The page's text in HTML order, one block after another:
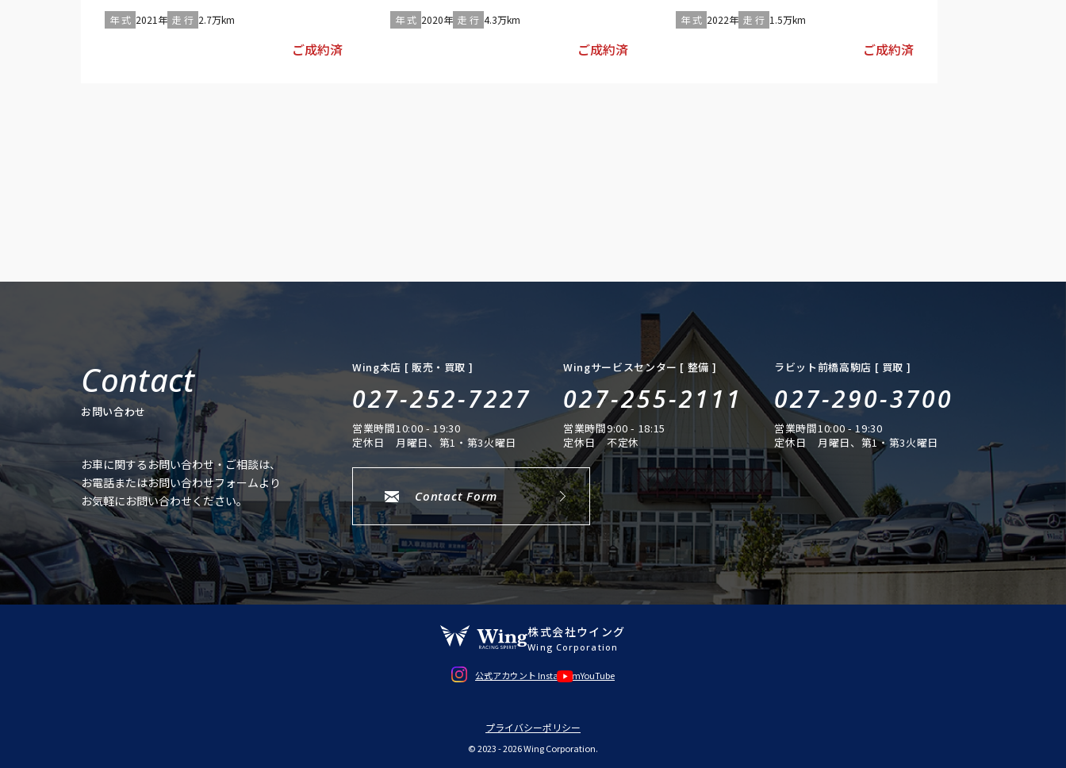
年 式 2021年 走 行 2.7万km
ご成約済
——————————————————————————————-
／ターボ／１５００ｃｃ ■ トランスミッション：フロ
点検整備付 自社整備工場を完備しておりますので、納
車前にしっかり法定点検整備させて頂きます♪ また、
ご購入後もお客様の大切なお車を車検、板金塗装、修理
に至るまで全力でサポート＆バックアップ致します！！
——————————————————————————– 【保
証付：販売店保証 保証期間：3ヵ月 保証距離：
5,000㎞】 保証費用は本体価格に含まれています。詳細
については、販売店にご確認ください。 新車保証の継
承が可能です。保証の継承をすることにより、全国各地
のディーラーにてメーカー保証を受けることが可能にな
ります。
——————————————————————————–“
年 式 2020年 走 行 4.3万km
ご成約済
——————————————————————————————-
０cc ■ 最高出力／５８５ｐｓ ■ 最大トルク：
LED・ルーフレール・アルミホイール
——————————————————————————————-
【車検残：令和7年1月】
——————————————————————————————-
【 法定整備付】 法定12ヶ月点検整備付※商用車は6ヶ
月点検整備付 自社整備工場を完備しておりますので、
納車前にしっかり法定点検整備させて頂きます♪ ま
た、ご購入後もお客様の大切なお車を車検、板金塗装、
修理に至るまで全力でサポート＆バックアップ致しま
す！！
——————————————————————————– 【保
証付：販売店保証 保証期限：2025年1月 保証距離：
無制限】 保証費用は本体価格に含まれています。詳細
については、販売店にご確認ください。 自社整備工場
を完備しておりますので、納車前にしっかり法定点検整
備させて頂きます♪
——————————————————————————–“
年 式 2022年 走 行 1.5万km
ご成約済
お問い合わせ
お車に関するお問い合わせ・ご相談は、
お電話またはお問い合わせフォームより
お気軽にお問い合わせください。
Wing本店 [ 販売・買取 ]
027-252-7227
営業時間10:00 - 19:30
定休日
月曜日、第1・第3火曜日
Wingサービスセンター [ 整備 ]
027-255-2111
営業時間9:00 - 18:15
定休日
不定休
ラビット前橋高駒店 [ 買取 ]
027-290-3700
営業時間10:00 - 19:30
定休日
月曜日、第1・第3火曜日
Contact Form
株式会社ウイング
Wing Corporation
公式アカウント InstagramYouTube
プライバシーポリシー
© 2023 - 2026 Wing Corporation.